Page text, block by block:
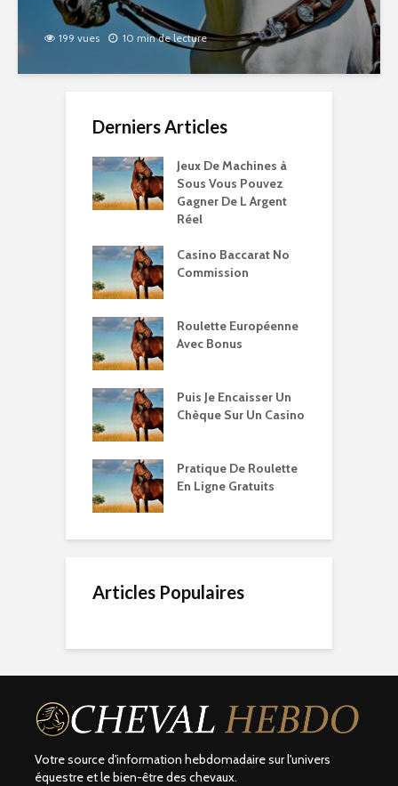
199 vues 10 min de lecture
Derniers Articles
Jeux De Machines à
Sous Vous Pouvez
Gagner De L Argent
Réel
Casino Baccarat No
Commission
Roulette Européenne
Avec Bonus
Puis Je Encaisser Un
Chèque Sur Un Casino
Pratique De Roulette
En Ligne Gratuits
Articles Populaires
Votre source d'information hebdomadaire sur l'univers
équestre et le bien-être des chevaux.